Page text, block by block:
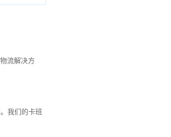
流解决方
我们的卡班